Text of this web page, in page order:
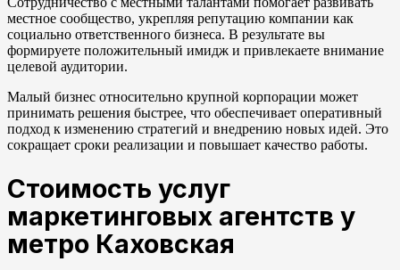
местное сообщество, укрепляя репутацию компании как
социально ответственного бизнеса. В результате вы
формируете положительный имидж и привлекаете внимание
целевой аудитории.
Малый бизнес относительно крупной корпорации может
принимать решения быстрее, что обеспечивает оперативный
подход к изменению стратегий и внедрению новых идей. Это
сокращает сроки реализации и повышает качество работы.
Стоимость услуг
маркетинговых агентств у
метро Каховская